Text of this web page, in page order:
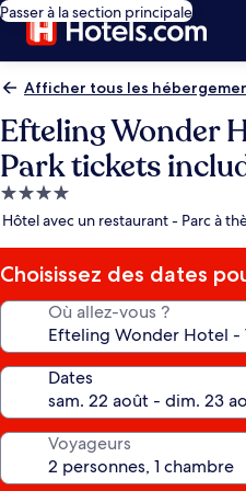
Passer à la section principale
Afficher tous les
Efteling Wonder
Park tickets
Hébergement
4.0 étoiles
Hôtel avec un restaurant - Parc à
Choisissez des dates
Où allez-vous ?
Dates
Voyageurs